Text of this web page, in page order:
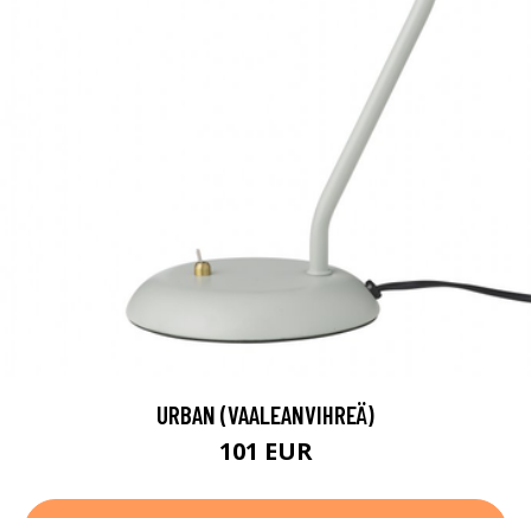
URBAN (VAALEANVIHREÄ)
101 EUR